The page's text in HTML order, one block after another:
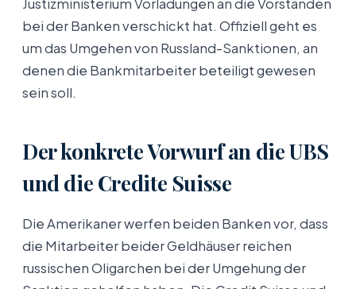
Justizministerium Vorladungen an die Vorständen
bei der Banken verschickt hat. Offiziell geht es
um das Umgehen von Russland-Sanktionen, an
denen die Bankmitarbeiter beteiligt gewesen
sein soll.
Der konkrete Vorwurf an die UBS
und die Credite Suisse
Die Amerikaner werfen beiden Banken vor, dass
die Mitarbeiter beider Geldhäuser reichen
russischen Oligarchen bei der Umgehung der